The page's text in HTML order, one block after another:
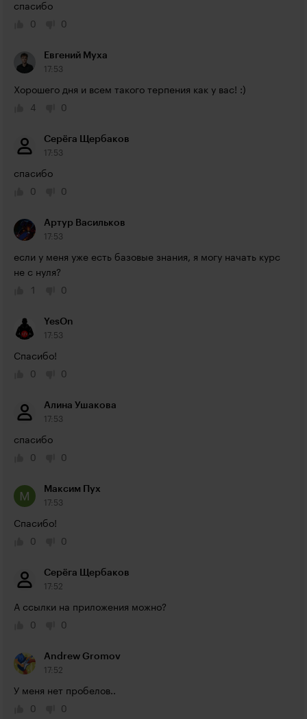
спасибо
0
0
Евгений Муха
17:53
Хорошего дня и всем такого терпения как у вас! :)
4
0
Серёга Щербаков
17:53
спасибо
0
0
Артур Васильков
17:53
если у меня уже есть базовые знания, я могу начать курс
не с нуля?
1
0
YesOn
17:53
Спасибо!
0
0
Алина Ушакова
17:53
спасибо
0
0
Максим Пух
17:53
Спасибо!
0
0
Серёга Щербаков
17:52
А ссылки на приложения можно?
0
0
Andrew Gromov
17:52
У меня нет пробелов..
0
0